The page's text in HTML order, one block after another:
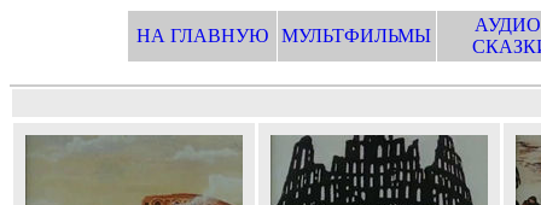
НА ГЛАВНУЮ МУЛЬТФИЛЬМЫ